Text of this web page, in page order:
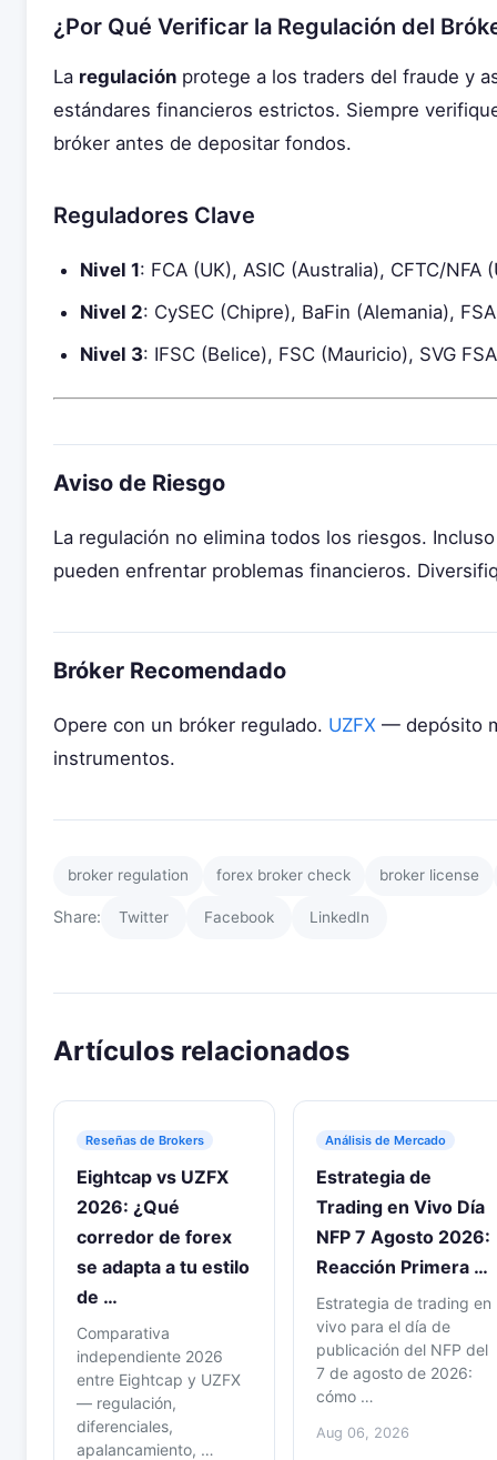
¿Por Qué Verificar la Regulación del
La regulación protege a los traders del fraude y
estándares financieros estrictos. Siempre
bróker antes de depositar fondos.
Reguladores Clave
Nivel 1: FCA (UK), ASIC (Australia), CFTC/NFA
Nivel 2: CySEC (Chipre), BaFin (Alemania),
Nivel 3: IFSC (Belice), FSC (Mauricio), SVG FSA
Aviso de Riesgo
La regulación no elimina todos los riesgos.
pueden enfrentar problemas financieros.
Bróker Recomendado
Opere con un bróker regulado. UZFX — depósito
instrumentos.
broker regulation forex broker check broker license
Share: Twitter Facebook LinkedIn
Artículos relacionados
Reseñas de Brokers
Eightcap vs UZFX
2026: ¿Qué
corredor de forex
se adapta a tu estilo
de …
Comparativa
independiente 2026
entre Eightcap y UZFX
— regulación,
diferenciales,
apalancamiento, …
Análisis de Mercado
Estrategia de
Trading en Vivo Día
NFP 7 Agosto 2026:
Reacción Primera …
Estrategia de trading en
vivo para el día de
publicación del NFP del
7 de agosto de 2026:
cómo …
Aug 06, 2026